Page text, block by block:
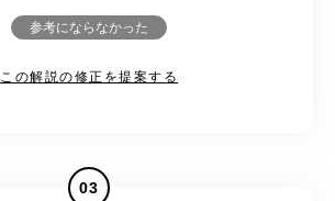
参考にならなかった
この解説の修正を提案する
03